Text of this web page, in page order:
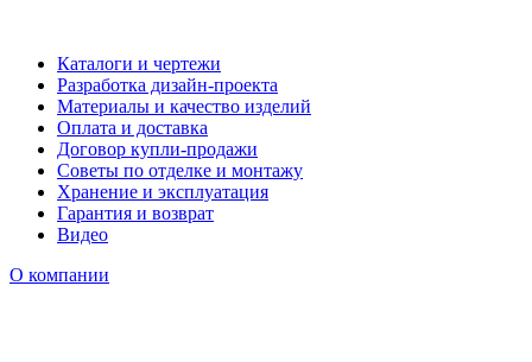
Каталоги и чертежи
Разработка дизайн-проекта
Материалы и качество изделий
Оплата и доставка
Договор купли-продажи
Советы по отделке и монтажу
Хранение и эксплуатация
Гарантия и возврат
Видео
О компании